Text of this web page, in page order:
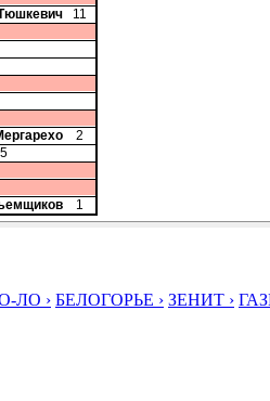
11
2
5
1
ЛО › БЕЛОГОРЬЕ › ЗЕНИТ ›